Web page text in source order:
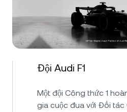
Đội Audi F1
Một đội Công thức 1
gia cuộc đua với Đối tác